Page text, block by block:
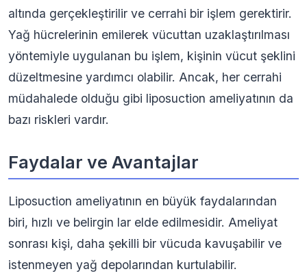
altında gerçekleştirilir ve cerrahi bir işlem gerektirir.
Yağ hücrelerinin emilerek vücuttan uzaklaştırılması
yöntemiyle uygulanan bu işlem, kişinin vücut şeklini
düzeltmesine yardımcı olabilir. Ancak, her cerrahi
müdahalede olduğu gibi liposuction ameliyatının da
bazı riskleri vardır.
Faydalar ve Avantajlar
Liposuction ameliyatının en büyük faydalarından
biri, hızlı ve belirgin lar elde edilmesidir. Ameliyat
sonrası kişi, daha şekilli bir vücuda kavuşabilir ve
istenmeyen yağ depolarından kurtulabilir.